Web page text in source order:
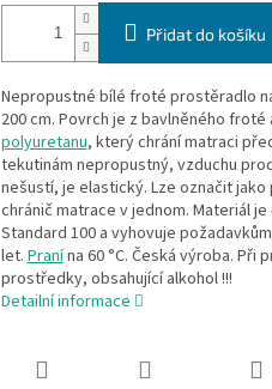
Přidat do košíku
Nepropustné bílé froté prostěradlo
200 cm. Povrch je z bavlněného froté
polyuretanu, který chrání matraci
tekutinám nepropustný, vzduchu
nešustí, je elastický. Lze označit
chránič matrace v jednom. Materiál
Standard 100 a vyhovuje
let.Pranína 60 °C. Česká výroba. Při
prostředky, obsahující alkohol !!!
Detailní informace